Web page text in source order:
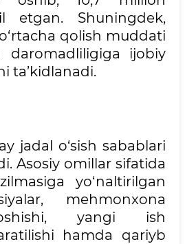
etgan. Shuningdek,
qolish muddati
daromadliligiga ijobiy
ta’kidlanadi.
jadal o‘sish sabablari
Asosiy omillar sifatida
yo‘naltirilgan
mehmonxona
yangi ish
hamda qariyb